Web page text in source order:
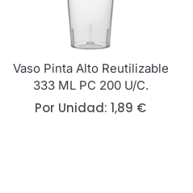
Vaso Pinta Alto Reutilizable
333 ML PC 200 U/c.
Por Unidad: 1,89 €